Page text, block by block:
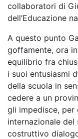
collaboratori di
dell’Educazione
A questo punto
goffamente, ora
equilibrio fra
i suoi entusiasmi
della scuola in
cedere a un
gli impedisce, per
internazionale
costruttivo